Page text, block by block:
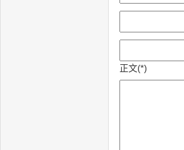
正文(*)